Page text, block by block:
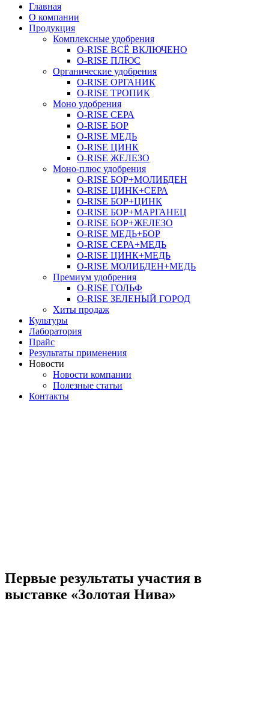
Главная
О компании
Продукция
Комплексные удобрения
O-RISE ВСЁ ВКЛЮЧЕНО
O-RISE ПЛЮС
Органические удобрения
O-RISE ОРГАНИК
O-RISE ТРОПИК
Моно удобрения
O-RISE СЕРА
O-RISE БОР
O-RISE МЕДЬ
O-RISE ЦИНК
O-RISE ЖЕЛЕЗО
Моно-плюс удобрения
O-RISE БОР+МОЛИБДЕН
O-RISE ЦИНК+СЕРА
O-RISE БОР+ЦИНК
O-RISE БОР+МАРГАНЕЦ
O-RISE БОР+ЖЕЛЕЗО
O-RISE МЕДЬ+БОР
O-RISE СЕРА+МЕДЬ
O-RISE ЦИНК+МЕДЬ
O-RISE МОЛИБДЕН+МЕДЬ
Премиум удобрения
O-RISE ГОЛЬФ
O-RISE ЗЕЛЕНЫЙ ГОРОД
Хиты продаж
Культуры
Лаборатория
Прайс
Результаты применения
Новости
Новости компании
Полезные статьи
Контакты
Первые результаты участия в
выставке «Золотая Нива»